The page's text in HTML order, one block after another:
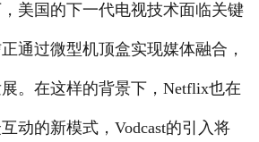
国的下一代电视技术面临关键
通过微型机顶盒实现媒体融合，
。在这样的背景下，Netflix也在
动的新模式，Vodcast的引入将